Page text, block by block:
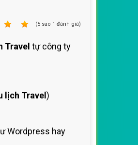
(5 sao 1 đánh giá)
Travel tự công ty
lịch Travel )
Wordpress hay